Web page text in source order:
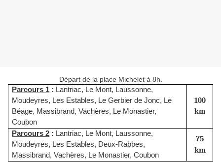
Départ de la place Michelet à 8h.
Parcours 1 : Lantriac, Le Mont, Laussonne,
Moudeyres, Les Estables, Le Gerbier de Jonc, Le
Béage, Massibrand, Vachères, Le Monastier,
Coubon
100
km
Parcours 2 : Lantriac, Le Mont, Laussonne,
Moudeyres, Les Estables, Deux-Rabbes,
Massibrand, Vachères, Le Monastier, Coubon
75
km